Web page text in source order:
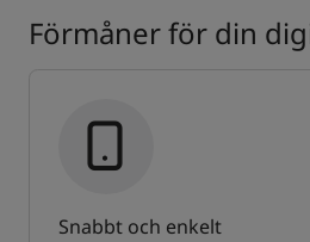
Förmåner för din
Snabbt och enkelt